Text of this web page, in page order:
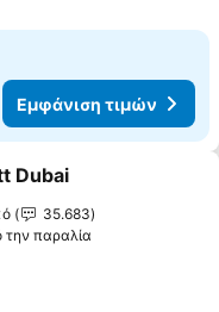
Εμφάνιση τιμών
στα αγαπημένα
Dubai
35.683
παραλία